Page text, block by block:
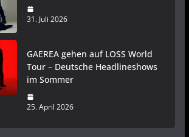
31. Juli 2026
GAEREA gehen auf LOSS World
Tour – Deutsche Headlineshows
im Sommer
25. April 2026